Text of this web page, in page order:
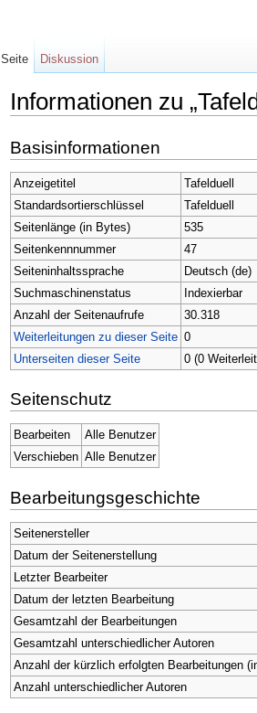
Informationen zu
Basisinformationen
Anzeigetitel
Tafelduell
Standardsortierschlüssel
Tafelduell
Seitenlänge (in Bytes)
535
Seitenkennnummer
47
Seiteninhaltssprache
Deutsch (de)
Suchmaschinenstatus
Indexierbar
Anzahl der Seitenaufrufe
30.318
Weiterleitungen zu dieser Seite 0
Unterseiten dieser Seite
0 (0
Seitenschutz
Bearbeiten
Alle Benutzer
Verschieben Alle Benutzer
Bearbeitungsgeschichte
Seitenersteller
Datum der Seitenerstellung
Letzter Bearbeiter
Datum der letzten Bearbeitung
Gesamtzahl der Bearbeitungen
Gesamtzahl unterschiedlicher Autoren
Anzahl der kürzlich erfolgten Bearbeitungen
Anzahl unterschiedlicher Autoren
Seite Diskussion